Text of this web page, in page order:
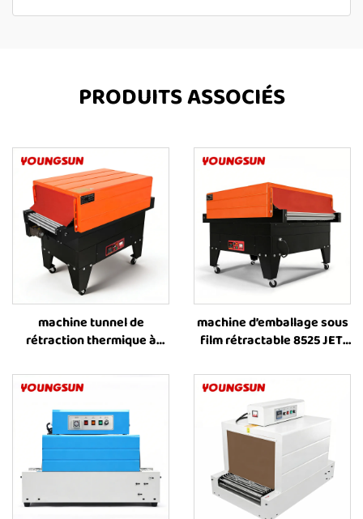
PRODUITS ASSOCIÉS
machine tunnel de
rétraction thermique à
d’emballage sous film
rétractable, machine
industrielle de rétraction
thermique pour manchons,
machine d’emballage sous
film plastique pour livres,
bouteilles et autres
produits
machine d’emballage sous
film rétractable 8525 JET,
film rétractable, machine
de rétraction thermique,
équipement d’emballage
sous film rétractable pour
caisses